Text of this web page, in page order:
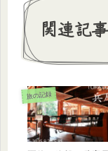
関連記事
旅の記録